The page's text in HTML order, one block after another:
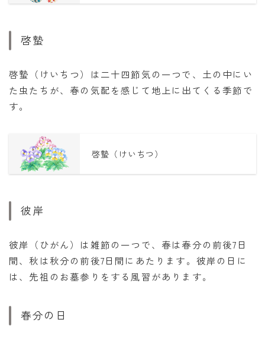
啓蟄
啓蟄（けいちつ）は二十四節気の一つで、土の中にい
た虫たちが、春の気配を感じて地上に出てくる季節で
す。
啓蟄（けいちつ）
彼岸
彼岸（ひがん）は雑節の一つで、春は春分の前後7日
間、秋は秋分の前後7日間にあたります。彼岸の日に
は、先祖のお墓参りをする風習があります。
春分の日